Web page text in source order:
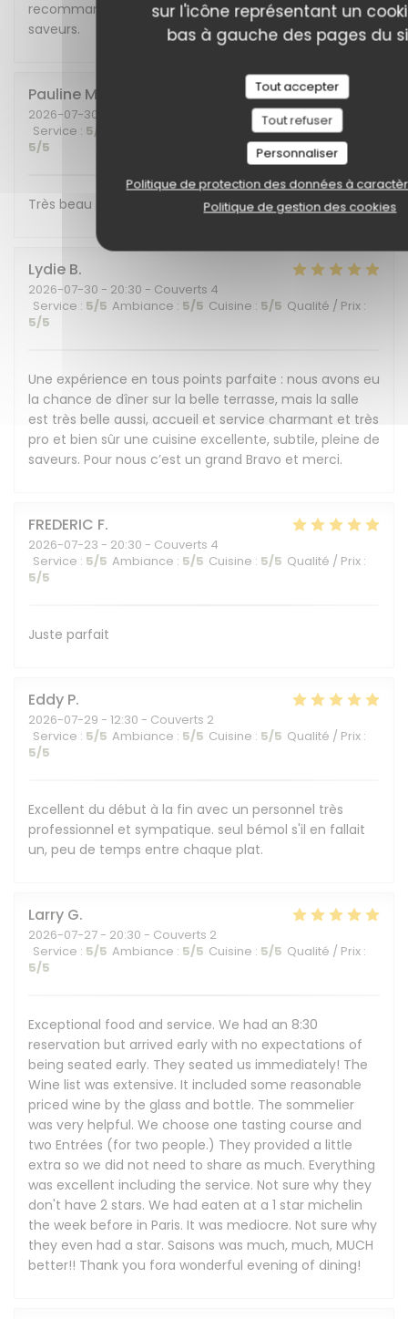
sur l'icône représentant un
bas à gauche des pages du
Tout accepter
Tout refuser
Personnaliser
Politique de protection des données à
Politique de gestion des cookies
recommandons cet endroit plein de charme et de
saveurs.
Pauline M
2026-07-30
Service : 5/5 Cuisine:5/5 Qualité / Prix
5/5
Très beau cadre et belle découverte gustative !
Lydie B
2026-07-30 - 20:30 - Couverts 4
Service : 5/5 Ambiance : 5/5 Cuisine : 5/5 Qualité / Prix :
5/5
Une expérience en tous points parfaite : nous avons eu
la chance de dîner sur la belle terrasse, mais la salle
est très belle aussi, accueil et service charmant et très
pro et bien sûr une cuisine excellente, subtile, pleine de
saveurs. Pour nous c’est un grand Bravo et merci.
FREDERIC F
2026-07-23 - 20:30 - Couverts 4
Service : 5/5 Ambiance : 5/5 Cuisine : 5/5 Qualité / Prix :
5/5
Juste parfait
Eddy P
2026-07-29 - 12:30 - Couverts 2
Service : 5/5 Ambiance : 5/5 Cuisine : 5/5 Qualité / Prix :
5/5
Excellent du début à la fin avec un personnel très
professionnel et sympatique. seul bémol s'il en fallait
un, peu de temps entre chaque plat.
Larry G
2026-07-27 - 20:30 - Couverts 2
Service : 5/5 Ambiance : 5/5 Cuisine : 5/5 Qualité / Prix :
5/5
Exceptional food and service. We had an 8:30
reservation but arrived early with no expectations of
being seated early. They seated us immediately! The
Wine list was extensive. It included some reasonable
priced wine by the glass and bottle. The sommelier
was very helpful. We choose one tasting course and
two Entrées (for two people.) They provided a little
extra so we did not need to share as much. Everything
was excellent including the service. Not sure why they
don't have 2 stars. We had eaten at a 1 star michelin
the week before in Paris. It was mediocre. Not sure why
they even had a star. Saisons was much, much, MUCH
better!! Thank you fora wonderful evening of dining!